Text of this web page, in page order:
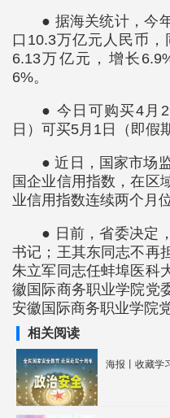
● 据海关统计，今
口10.3万亿元人民币
6.13万亿元，增长
6%。
● 今日可购买4月
日）可买5月1日（即假
● 近日，国家市场
国企业信用指数，在区
业信用指数连续两个月
● 日前，省委决定
书记；王其东同志不再
朱立军同志任蚌埠医科
徽国际商务职业学院党
安徽国际商务职业学院
相关阅读
海报丨收藏学